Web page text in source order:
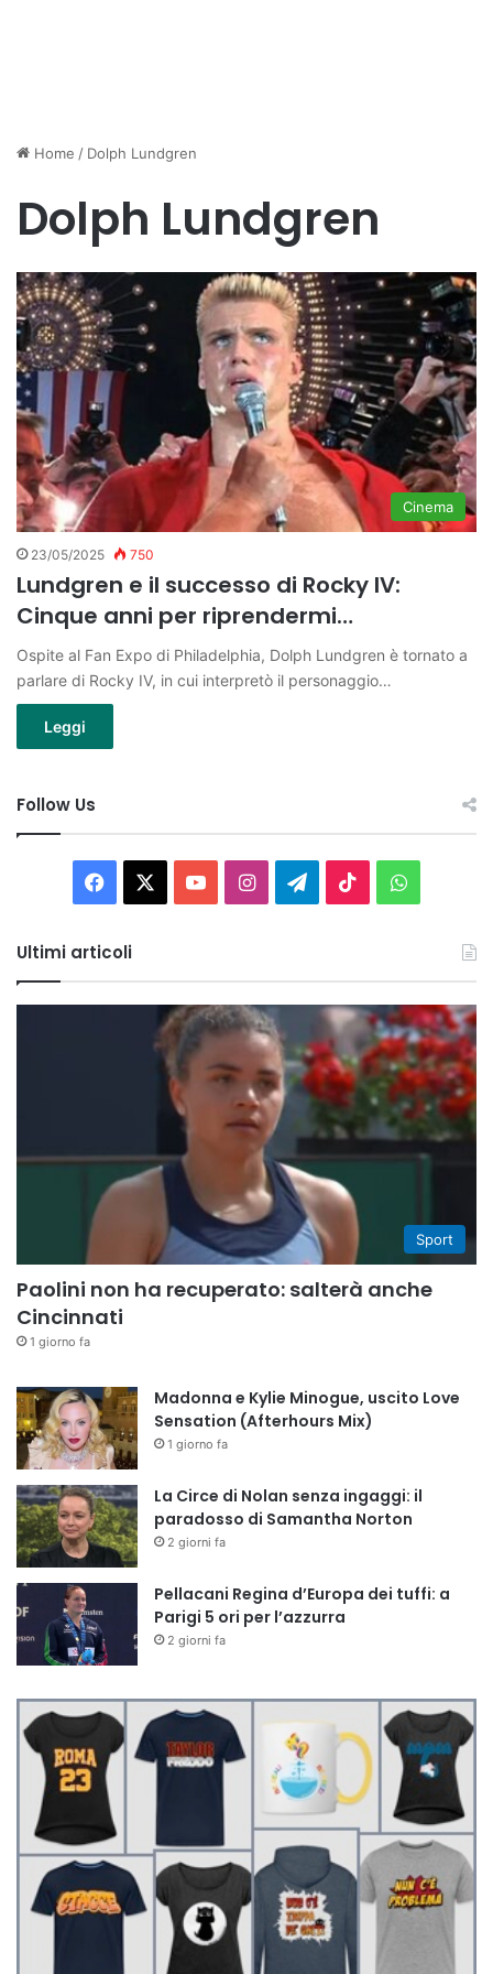
Home / Dolph Lundgren
Dolph Lundgren
Cinema
23/05/2025 750
Lundgren e il successo di Rocky IV:
Cinque anni per riprendermi…
Ospite al Fan Expo di Philadelphia, Dolph Lundgren è tornato a
parlare di Rocky IV, in cui interpretò il personaggio…
Leggi
Follow Us
Facebook You InstagramTelegram
TikTok
Ultimi articoli
Sport
Paolini non ha recuperato: salterà anche
Cincinnati
1 giorno fa
Madonna e Kylie Minogue, uscito Love
Sensation (Afterhours Mix)
1 giorno fa
La Circe di Nolan senza ingaggi: il
paradosso di Samantha Norton
2 giorni fa
Pellacani Regina d’Europa dei tuffi: a
Parigi 5 ori per l’azzurra
2 giorni fa